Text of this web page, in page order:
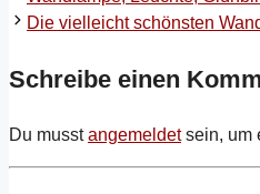
Die vielleicht schönsten
Schreibe einen
Du musstangemeldetsein, um